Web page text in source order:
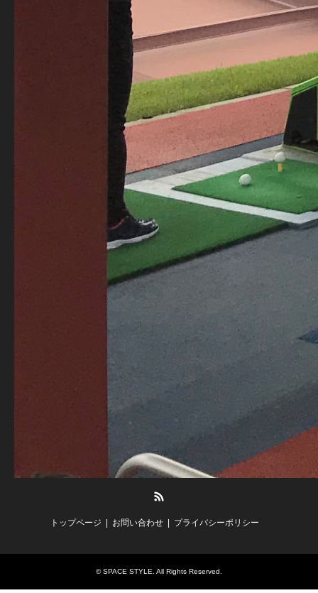
トップページ お問い合わせ プライバシーポリシー
©SPACE STYLE. All Rights Reserved.